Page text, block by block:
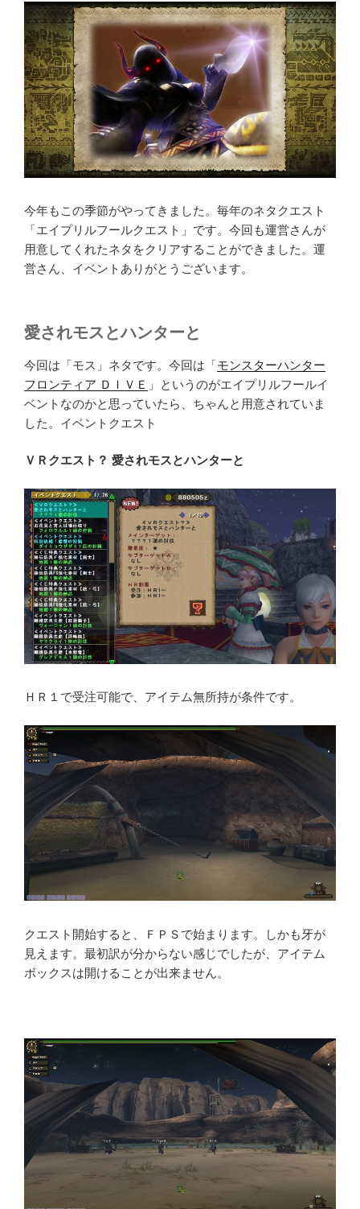
今年もこの季節がやってきました。毎年のネタクエスト
「エイプリルフールクエスト」です。今回も運営さんが
用意してくれたネタをクリアすることができました。運
営さん、イベントありがとうございます。
愛されモスとハンターと
今回は「モス」ネタです。今回は「モンスターハンター
フロンティア ＤＩＶＥ 」というのがエイプリルフールイ
ベントなのかと思っていたら、ちゃんと用意されていま
した。イベントクエスト
ＶＲクエスト？ 愛されモスとハンターと
ＨＲ１で受注可能で、アイテム無所持が条件です。
クエスト開始すると、ＦＰＳで始まります。しかも牙が
見えます。最初訳が分からない感じでしたが、アイテム
ボックスは開けることが出来ません。